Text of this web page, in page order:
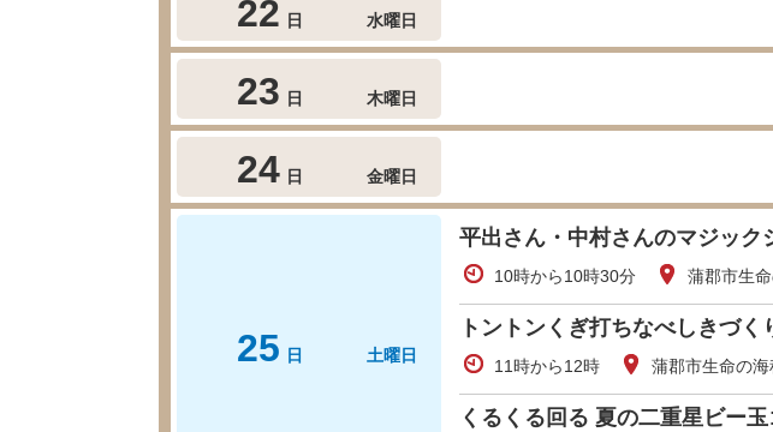
22 日 水曜日
23 日 木曜日
24 日 金曜日
25 日 土曜日
平出さん・中村さんのマジック
10時から10時30分
蒲郡市生
トントンくぎ打ちなべしきづく
11時から12時
蒲郡市生命の
くるくる回る 夏の二重星ビー玉